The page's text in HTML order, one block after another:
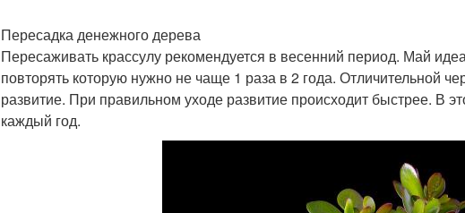
Пересадка денежного дерева
Пересаживать крассулу рекомендуется в весенний период. Май
повторять которую нужно не чаще 1 раза в 2 года. Отличительной
развитие. При правильном уходе развитие происходит быстрее. В
каждый год.